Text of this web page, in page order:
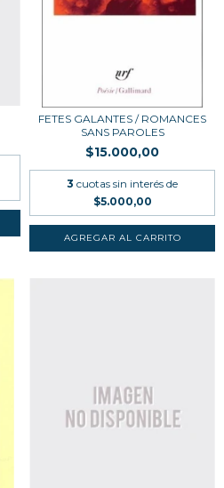
FETES GALANTES / ROMANCES
SANS PAROLES
$15.000,00
3 cuotas sin interés de
$5.000,00